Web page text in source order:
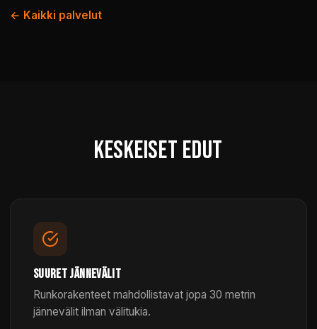
← Kaikki palvelut
KESKEISET EDUT
SUURET JÄNNEVÄLIT
Runkorakenteet mahdollistavat jopa 30 metrin
jännevälit ilman välitukia.